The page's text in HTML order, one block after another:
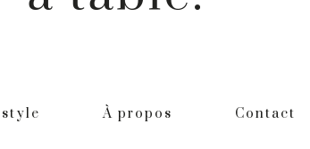
À propos Contact